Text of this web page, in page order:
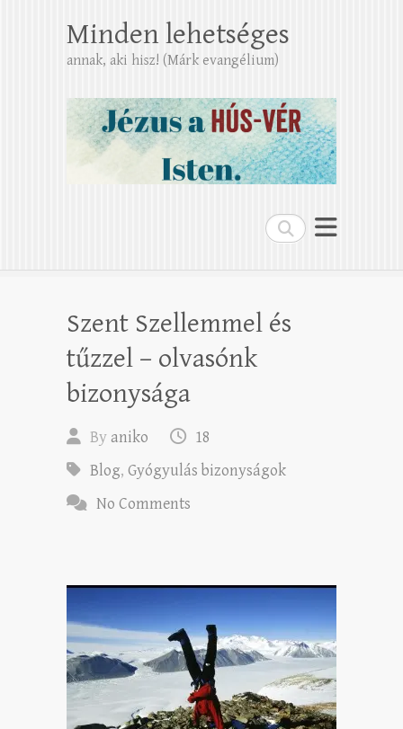
Search
Minden lehetséges
annak, aki hisz! (Márk evangélium)
Szent Szellemmel és
tűzzel – olvasónk
bizonysága
By aniko
18
Blog, Gyógyulás bizonyságok
No Comments